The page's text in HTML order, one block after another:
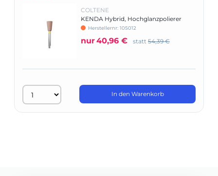
COLTENE
KENDA Hybrid, Hochglanzpolierer
Herstellernr: 105012
nur40,96 € statt 54,39 €
In den Warenkorb